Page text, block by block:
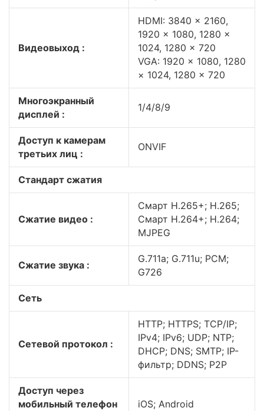
Видеовыход :
HDMI: 3840 × 2160,
1920 × 1080, 1280 ×
1024, 1280 × 720
VGA: 1920 × 1080, 1280
× 1024, 1280 × 720
Многоэкранный
дисплей :
1/4/8/9
Доступ к камерам
третьих лиц :
ONVIF
Стандарт сжатия
Сжатие видео :
Смарт H.265+; H.265;
Смарт H.264+; H.264;
MJPEG
Сжатие звука :
G.711a; G.711u; PCM;
G726
Сеть
Сетевой протокол :
HTTP; HTTPS; TCP/IP;
IPv4; IPv6; UDP; NTP;
DHCP; DNS; SMTP; IP-
фильтр; DDNS; P2P
Доступ через
мобильный телефон
iOS; Android